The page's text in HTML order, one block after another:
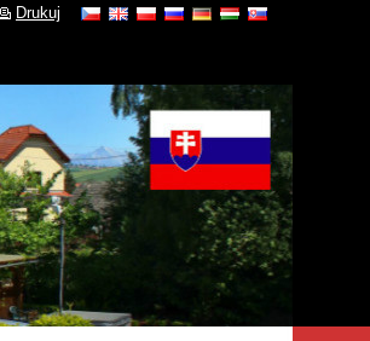
Drukuj